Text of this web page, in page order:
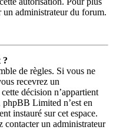
administrateur du forum.
?
de règles. Si vous ne
recevrez un
décision n’appartient
phpBB Limited n’est en
instauré sur cet espace.
contacter un administrateur